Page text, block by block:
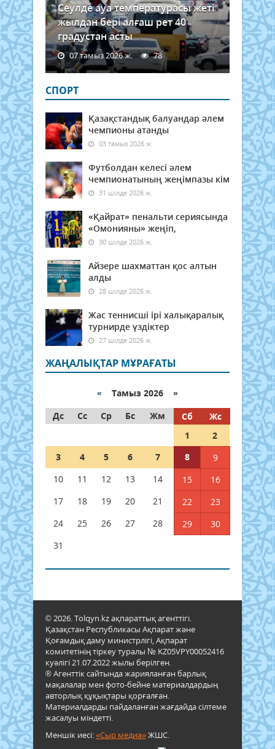
Сеулде ауа температурасы жеті
жылдан бері алғаш рет 40
градустан асты
07 тамыз 2026 ж. 78
СПОРТ
Қазақстандық балуандар әлем
чемпионы атанды
03 тамыз 2026 ж.
Футболдан келесі әлем
чемпионатының жеңімпазы кім
31 шілде 2026 ж.
«Қайрат» пенальти сериясында
«Омонияны» жеңіп,
30 шілде 2026 ж.
Айзере шахматтан қос алтын
алды
28 шілде 2026 ж.
Жас теннисші ірі халықаралық
турнирде үздіктер
27 шілде 2026 ж.
ЖАҢАЛЫҚТАР МҰРАҒАТЫ
« Тамыз 2026 »
Дс
Сс Ср Бс Жм Сб
Жс
1
2
3
4 5 6 7 8
9
10
11 12 13 14 15
16
17
18 19 20 21 22
23
24
25 26 27 28 29
30
31
© 2026. Tolqyn.kz ақпараттық агенттігі.
Қазақстан Республикасы Ақпарат және
Қоғамдық даму министрлігі, Ақпарат
комитетінің тіркеу туралы № KZ05VPY00052416
куәлігі 21.07.2022 жылы берілген.
® Агенттік сайтында жарияланған барлық
мақалалар мен фото-бейне материалдардың
авторлық құқықтары қорғалған.
Материалдарды пайдаланған жағдайда сілтеме
жасалуы міндетті.
Меншік иесі:«Сыр медиа»ЖШС.